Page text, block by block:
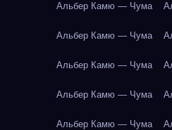
Альбер Камю — Чума
Альбер Камю — Чума
Альбер Камю — Чума
Альбер Камю — Чума
Альбер Камю — Чума